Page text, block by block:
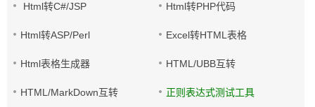
Html转C#/JSP Html转PHP代码
Html转ASP/Perl Excel转HTML表格
Html表格生成器 HTML/UBB互转
HTML/MarkDown互转 正则表达式测试工具